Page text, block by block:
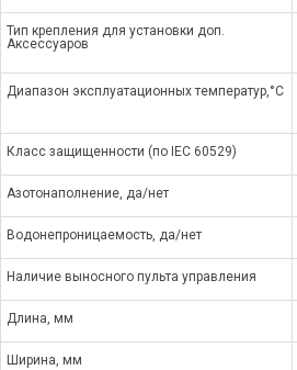
Тип крепления для установки доп.
Аксессуаров
Диапазон эксплуатационных температур,°С
Класс защищенности (по IEC 60529)
Азотонаполнение, да/нет
Водонепроницаемость, да/нет
Наличие выносного пульта управления
Длина, мм
Ширина, мм